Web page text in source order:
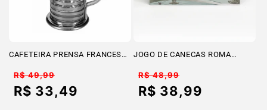
CAFETEIRA PRENSA FRANCESA
Preço
normal
R$ 49,99
Preço
R$ 33,49
JOGO DE CANECAS ROMA
Preço
normal
R$ 48,99
Preço
R$ 38,99